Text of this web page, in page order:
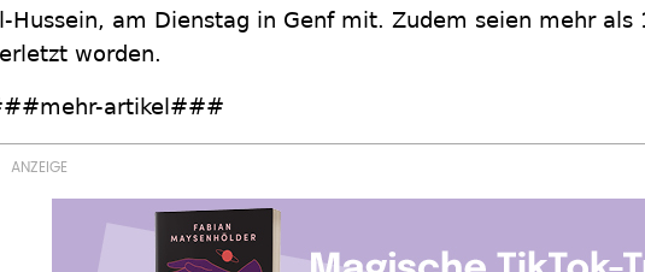
Hussein, am Dienstag in Genf mit. Zudem seien mehr als
worden.
artikel###